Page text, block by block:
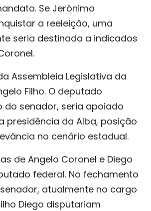
Se Jerônimo
a reeleição, uma
seria destinada a indicados
Assembleia Legislativa da
Filho. O deputado
do senador, seria apoiado
presidência da Alba, posição
no cenário estadual.
de Angelo Coronel e Diego
federal. No fechamento
atualmente no cargo
Diego disputariam